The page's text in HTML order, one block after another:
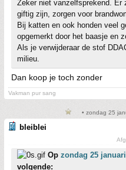
Zeker niet vanzelfsprekend. Er
giftig zijn, zorgen voor
Bij katten en ook honden veel
opgemerkt door het baasje en
Als je verwijderaar de stof
milieu.
Dan koop je toch zonder
Vakman pur sang
• zondag 25
bleiblei
Op zondag 25
volgende: